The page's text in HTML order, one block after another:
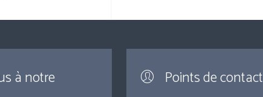
à notre
Points de contact